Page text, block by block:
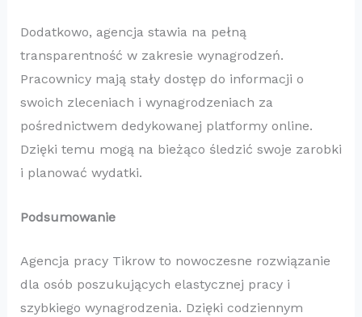
Dodatkowo, agencja stawia na pełną
transparentność w zakresie wynagrodzeń.
Pracownicy mają stały dostęp do informacji o
swoich zleceniach i wynagrodzeniach za
pośrednictwem dedykowanej platformy online.
Dzięki temu mogą na bieżąco śledzić swoje zarobki
i planować wydatki.
Podsumowanie
Agencja pracy Tikrow to nowoczesne rozwiązanie
dla osób poszukujących elastycznej pracy i
szybkiego wynagrodzenia. Dzięki codziennym